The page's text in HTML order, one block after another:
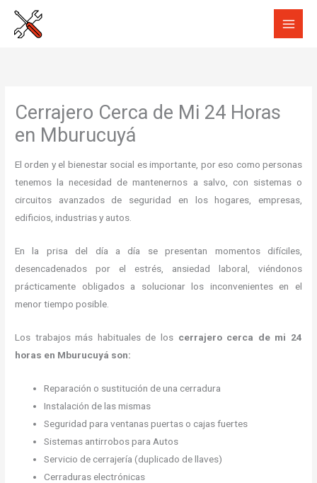
Cerrajero Cerca de Mi 24 Horas
en Mburucuyá
El orden y el bienestar social es importante, por eso como personas
tenemos la necesidad de mantenernos a salvo, con sistemas o
circuitos avanzados de seguridad en los hogares, empresas,
edificios, industrias y autos.
En la prisa del día a día se presentan momentos difíciles,
desencadenados por el estrés, ansiedad laboral, viéndonos
prácticamente obligados a solucionar los inconvenientes en el
menor tiempo posible.
Los trabajos más habituales de los cerrajero cerca de mi 24
horas en Mburucuyá son:
Reparación o sustitución de una cerradura
Instalación de las mismas
Seguridad para ventanas puertas o cajas fuertes
Sistemas antirrobos para Autos
Servicio de cerrajería (duplicado de llaves)
Cerraduras electrónicas